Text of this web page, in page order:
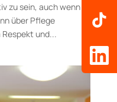
zu sein, auch wenn
über Pflege
und...